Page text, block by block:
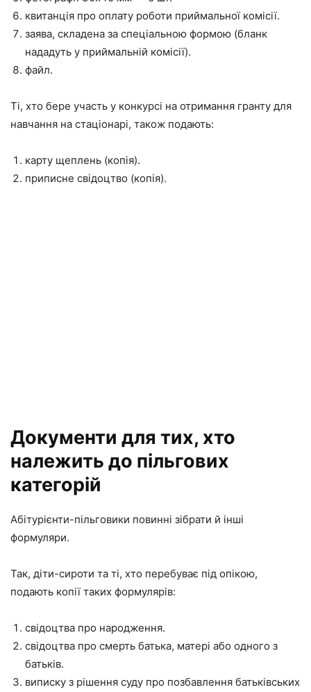
квитанція про оплату роботи приймальної комісії.
заява, складена за спеціальною формою (бланк
нададуть у приймальній комісії).
файл.
Ті, хто бере участь у конкурсі на отримання гранту для
навчання на стаціонарі, також подають:
карту щеплень (копія).
приписне свідоцтво (копія).
Документи для тих, хто
належить до пільгових
категорій
Абітурієнти-пільговики повинні зібрати й інші
формуляри.
Так, діти-сироти та ті, хто перебуває під опікою,
подають копії таких формулярів:
свідоцтва про народження.
свідоцтва про смерть батька, матері або одного з
батьків.
виписку з рішення суду про позбавлення батьківських